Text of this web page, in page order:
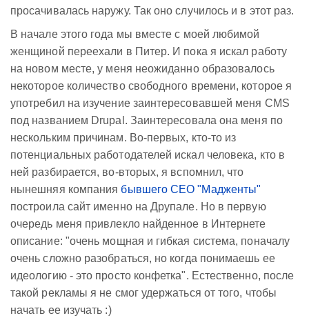
просачивалась наружу. Так оно случилось и в этот раз.
В начале этого года мы вместе с моей любимой
женщиной переехали в Питер. И пока я искал работу
на новом месте, у меня неожиданно образовалось
некоторое количество свободного времени, которое я
употребил на изучение заинтересовавшей меня CMS
под названием Drupal. Заинтересовала она меня по
нескольким причинам. Во-первых, кто-то из
потенциальных работодателей искал человека, кто в
ней разбирается, во-вторых, я вспомнил, что
нынешняя компания бывшего CEO "Мадженты"
построила сайт именно на Друпале. Но в первую
очередь меня привлекло найденное в Интернете
описание: "очень мощная и гибкая система, поначалу
очень сложно разобраться, но когда понимаешь ее
идеологию - это просто конфетка". Естественно, после
такой рекламы я не смог удержаться от того, чтобы
начать ее изучать :)